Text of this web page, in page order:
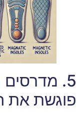
5. מדרסים
פוגשת את